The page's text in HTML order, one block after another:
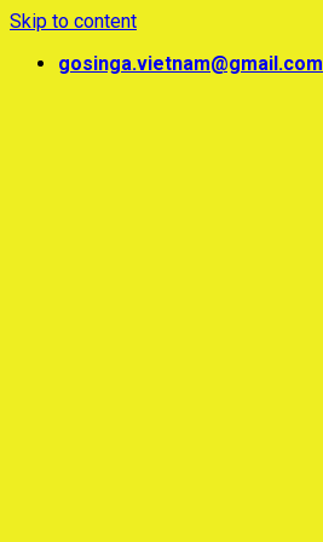
Skip to content
gosinga.vietnam@gmail.com